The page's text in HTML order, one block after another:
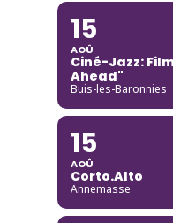
15
AOÛ
Ciné-Jazz:
Ahead"
Buis-les-Baronnies
15
AOÛ
Corto.Alto
Annemasse